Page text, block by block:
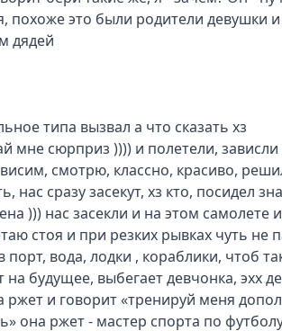
похоже это были родители девушки
дядей
типа вызвал а что сказать хз
мне сюрприз )))) и полетели,
смотрю, классно, красиво,
нас сразу засекут, хз кто, посидел
))) нас засекли и на этом
стоя и при резких рывках чуть
порт, вода, лодки , кораблики, чтоб
на будущее, выбегает девчонка, эхх
ржет и говорит «тренируй меня
она ржет - мастер спорта по